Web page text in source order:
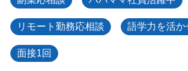
リモート勤務応相談 語学力を活か
面接1回